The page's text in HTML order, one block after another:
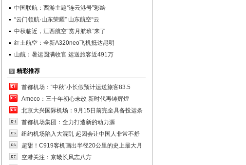
中国联航：西游主题“连云港号”彩绘
“云门领航·山东荣耀” 山东航空“云
中秋临近，江西航空“赏月航班”来了
红土航空：全新A320neo飞机抵达昆明
山航：暑运圆满收官 运送旅客近491万
精彩推荐
首都机场：“中秋”小长假预计运送旅客83.5
Ameco：三十年初心未改 新时代再铸辉煌
北京大兴国际机场：9月15日前完全具备投运条
首都机场集团：全力打造新的动力源
纽约机场陷入大混乱 起因会让中国人非常不舒
超甜！C919客机画出半径20公里的史上最大月
空港关注：京畿长风志八方